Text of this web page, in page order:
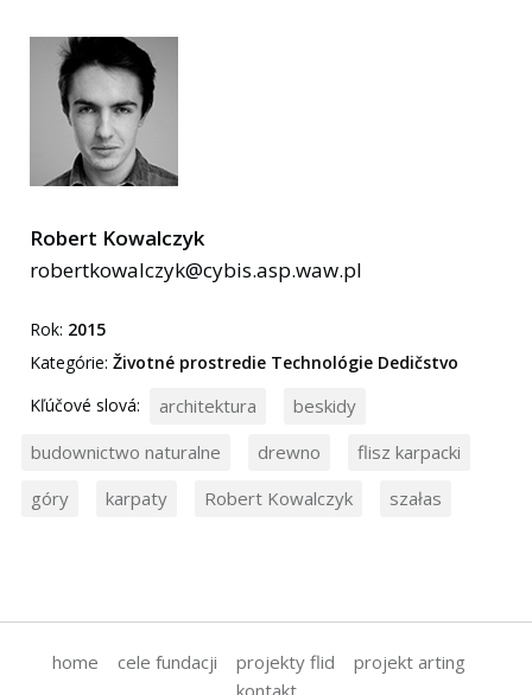
Robert Kowalczyk
robertkowalczyk@cybis.asp.waw.pl
Rok: 2015
Kategórie: Životné prostredie Technológie Dedičstvo
Kľúčové slová:
architektura
beskidy
budownictwo naturalne
drewno
flisz karpacki
góry
karpaty Robert Kowalczyk szałas
home cele fundacji projekty flid
projekt arting
kontakt